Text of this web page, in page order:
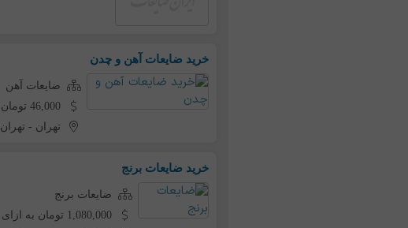
خرید ضایعات آهن و چدن
ضایعات آهن
46,000 تومان به ازای هر کیلو
تهران -تهران
خرید ضایعات برنج
ضایعات برنج
1,080,000 تومان به ازای هر کیلو